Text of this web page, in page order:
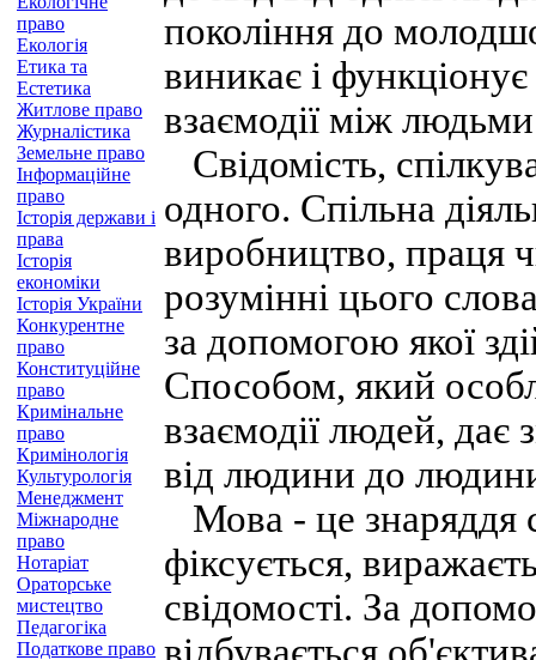
право
Екологія
Етика та
Естетика
Житлове право
Журналістика
Земельне право
Інформаційне
право
Історія держави і
права
Історія
економіки
Історія України
Конкурентне
право
Конституційне
право
Кримінальне
право
Кримінологія
Культурологія
Менеджмент
Міжнародне
право
Нотаріат
Ораторське
мистецтво
Педагогіка
Податкове право
покоління до
виникає і функціонує
взаємодії між
Свідомість,
одного. Спільна
виробництво, праця
розумінні цього
за допомогою якої
Способом, який
взаємодії людей, дає
від людини до
Мова - це знаряддя
фіксується,
свідомості. За